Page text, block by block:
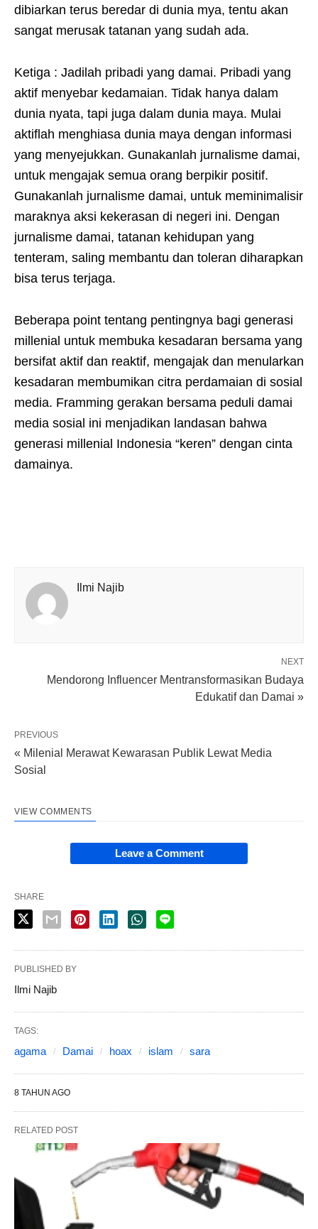
dibiarkan terus beredar di dunia mya, tentu akan
sangat merusak tatanan yang sudah ada.
Ketiga : Jadilah pribadi yang damai. Pribadi yang
aktif menyebar kedamaian. Tidak hanya dalam
dunia nyata, tapi juga dalam dunia maya. Mulai
aktiflah menghiasa dunia maya dengan informasi
yang menyejukkan. Gunakanlah jurnalisme damai,
untuk mengajak semua orang berpikir positif.
Gunakanlah jurnalisme damai, untuk meminimalisir
maraknya aksi kekerasan di negeri ini. Dengan
jurnalisme damai, tatanan kehidupan yang
tenteram, saling membantu dan toleran diharapkan
bisa terus terjaga.
Beberapa point tentang pentingnya bagi generasi
millenial untuk membuka kesadaran bersama yang
bersifat aktif dan reaktif, mengajak dan menularkan
kesadaran membumikan citra perdamaian di sosial
media. Framming gerakan bersama peduli damai
media sosial ini menjadikan landasan bahwa
generasi millenial Indonesia “keren” dengan cinta
damainya.
Ilmi Najib
NEXT
Mendorong Influencer Mentransformasikan Budaya
Edukatif dan Damai »
PREVIOUS
« Milenial Merawat Kewarasan Publik Lewat Media
Sosial
VIEW COMMENTS
Leave a Comment
SHARE
PUBLISHED BY
Ilmi Najib
TAGS:
agama Damai hoax islam sara
8 TAHUN AGO
RELATED POST